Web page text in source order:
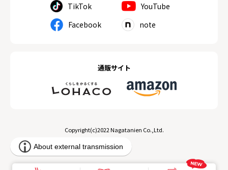
TikTok
YouTube
Facebook
note
通販サイト
Copyright(c)2022 Nagatanien Co.,Ltd.